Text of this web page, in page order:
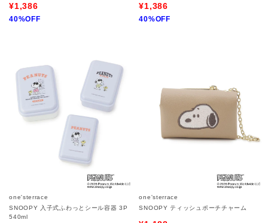
¥1,386
40%OFF
¥1,386
40%OFF
one'sterrace
SNOOPY 入子式ふわっとシール容器 3P
540ml
one'sterrace
SNOOPY ティッシュポーチチャーム